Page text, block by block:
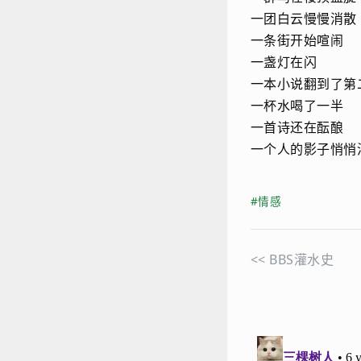
一团白云慢慢消散
一条街开始喧闹
一盏灯在闪
一本小说翻到了第
一杯水喝了一半
一首诗还在酝酿
一个人的影子悄悄
#情感
<< BBS灌水史